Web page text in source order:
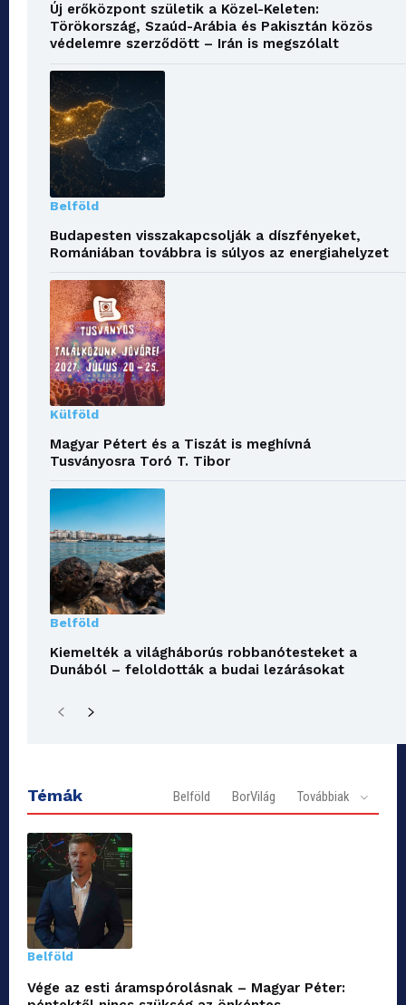
Új erőközpont születik a Közel-Keleten:
Törökország, Szaúd-Arábia és Pakisztán közös
védelemre szerződött – Irán is megszólalt
Belföld
Budapesten visszakapcsolják a díszfényeket,
Romániában továbbra is súlyos az energiahelyzet
Külföld
Magyar Pétert és a Tiszát is meghívná
Tusványosra Toró T. Tibor
Belföld
Kiemelték a világháborús robbanótesteket a
Dunából – feloldották a budai lezárásokat
Témák Belföld BorVilág Továbbiak
Belföld
Vége az esti áramspórolásnak – Magyar Péter: